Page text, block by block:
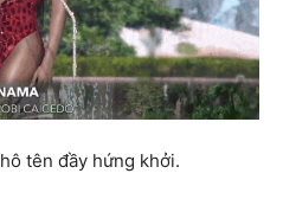
tên đầy hứng khởi.